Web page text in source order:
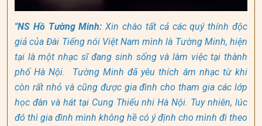
"NS Hồ Tường Minh:Xin chào tất cả các quý thính độc
giả của Đài Tiếng nói Việt Nam mình là Tường Minh, hiện
tại là một nhạc sĩ đang sinh sống và làm việc tại thành
phố Hà Nội. Tường Minh đã yêu thích âm nhạc từ khi
còn rất nhỏ và cũng được gia đình cho tham gia các lớp
học đàn và hát tại Cung Thiếu nhi Hà Nội. Tuy nhiên, lúc
đó thì gia đình mình không hề có ý định cho mình đi theo